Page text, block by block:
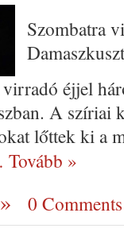
Szombatra
éjjel
A szíriai
lőttek ki a
»
0 Comments